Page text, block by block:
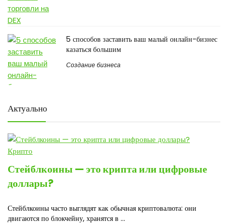
5 способов заставить ваш малый онлайн-бизнес
казаться большим
Создание бизнеса
Актуально
Крипто
Стейблкоины — это крипта или цифровые
доллары?
Стейблкоины часто выглядят как обычная криптовалюта: они
двигаются по блокчейну, хранятся в ...